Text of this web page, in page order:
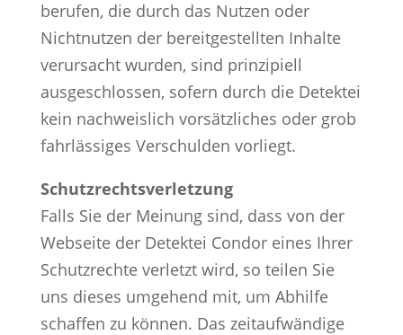
berufen, die durch das Nutzen oder
Nichtnutzen der bereitgestellten Inhalte
verursacht wurden, sind prinzipiell
ausgeschlossen, sofern durch die Detektei
kein nachweislich vorsätzliches oder grob
fahrlässiges Verschulden vorliegt.
Schutzrechtsverletzung
Falls Sie der Meinung sind, dass von der
Webseite der Detektei Condor eines Ihrer
Schutzrechte verletzt wird, so teilen Sie
uns dieses umgehend mit, um Abhilfe
schaffen zu können. Das zeitaufwändige